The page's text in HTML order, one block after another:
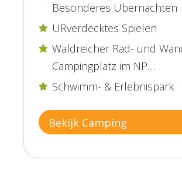
Besonderes Übernachten
 Waldreicher Rad- und
Campingplatz im NP
Dwingelderveld
 URverdecktes Spielen
 Schwimm- & Erlebnispark
Bekijk Camping